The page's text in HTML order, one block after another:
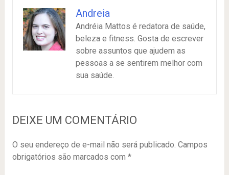
Andreia
Andréia Mattos é redatora de saúde,
beleza e fitness. Gosta de escrever
sobre assuntos que ajudem as
pessoas a se sentirem melhor com
sua saúde.
DEIXE UM COMENTÁRIO
O seu endereço de e-mail não será publicado. Campos
obrigatórios são marcados com *